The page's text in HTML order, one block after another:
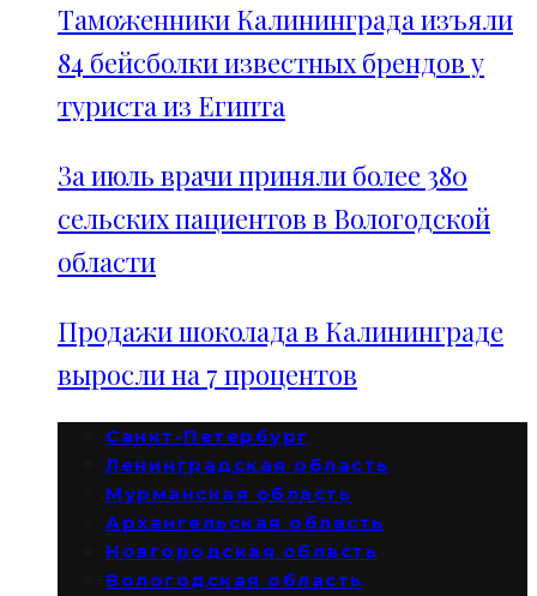
Таможенники Калининграда изъяли
84 бейсболки известных брендов у
туриста из Египта
За июль врачи приняли более 380
сельских пациентов в Вологодской
области
Продажи шоколада в Калининграде
выросли на 7 процентов
Санкт-Петербург
Ленинградская область
Мурманская область
Архангельская область
Новгородская область
Вологодская область